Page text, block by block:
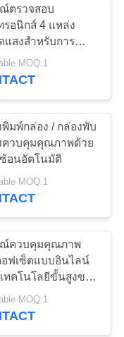
ตรวจสอบ
รอนิกส์ 4 แหล่ง
แสงสำหรับการ
มคุณภาพการพิมพ์
ปขนาดเล็ก
MOQ:1
พิมพ์กล่อง / กล่องพับ
ควบคุมคุณภาพด้วย
อนอัตโนมัติ
MOQ:1
ณ์ควบคุมคุณภาพ
ฟเซ็ตแบบอินไลน์
ทคโนโลยีขั้นสูงของ
เป่าแบน
MOQ:1